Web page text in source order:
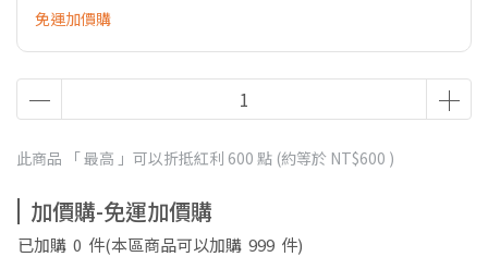
免運加價購
此商品 「 最高 」可以折抵紅利 600 點 (約等於 NT$600 )
加價購-免運加價購
已加購 0 件(本區商品可以加購 999 件)